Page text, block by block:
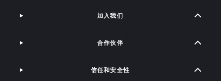
加入我们
合作伙伴
信任和安全性